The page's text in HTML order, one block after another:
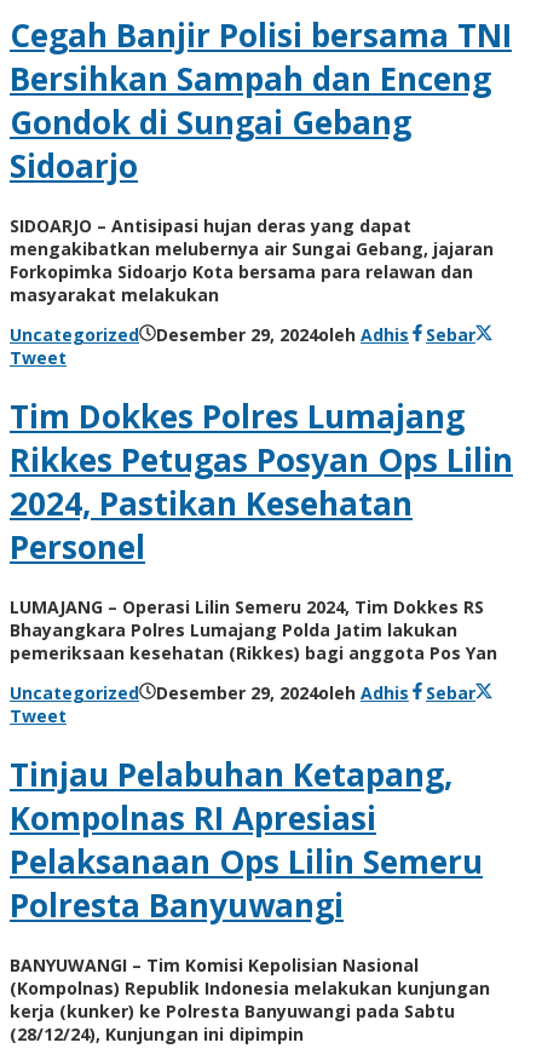
Cegah Banjir Polisi bersama TNI
Bersihkan Sampah dan Enceng
Gondok di Sungai Gebang
Sidoarjo
SIDOARJO – Antisipasi hujan deras yang dapat
mengakibatkan melubernya air Sungai Gebang, jajaran
Forkopimka Sidoarjo Kota bersama para relawan dan
masyarakat melakukan
Uncategorized
Desember 29, 2024oleh Adhis
Sebar
Tweet
Tim Dokkes Polres Lumajang
Rikkes Petugas Posyan Ops Lilin
2024, Pastikan Kesehatan
Personel
LUMAJANG – Operasi Lilin Semeru 2024, Tim Dokkes RS
Bhayangkara Polres Lumajang Polda Jatim lakukan
pemeriksaan kesehatan (Rikkes) bagi anggota Pos Yan
Uncategorized
Desember 29, 2024oleh Adhis
Sebar
Tweet
Tinjau Pelabuhan Ketapang,
Kompolnas RI Apresiasi
Pelaksanaan Ops Lilin Semeru
Polresta Banyuwangi
BANYUWANGI – Tim Komisi Kepolisian Nasional
(Kompolnas) Republik Indonesia melakukan kunjungan
kerja (kunker) ke Polresta Banyuwangi pada Sabtu
(28/12/24), Kunjungan ini dipimpin